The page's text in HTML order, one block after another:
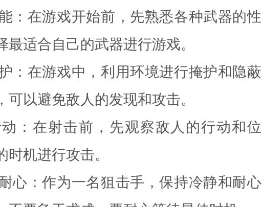
：在游戏开始前，先熟悉各种武器的性
适合自己的武器进行游戏。
：在游戏中，利用环境进行掩护和隐蔽
以避免敌人的发现和攻击。
：在射击前，先观察敌人的行动和位
机进行攻击。
心：作为一名狙击手，保持冷静和耐心